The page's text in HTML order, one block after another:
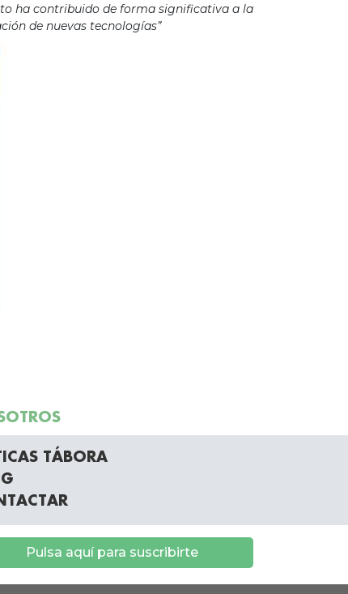
ha contribuido de forma significativa a la
de nuevas tecnologías”
TÁBORA
Pulsa aquí para suscribirte